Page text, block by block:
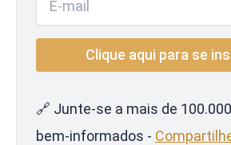
🔗 Junte-se a mais de
bem-informados -